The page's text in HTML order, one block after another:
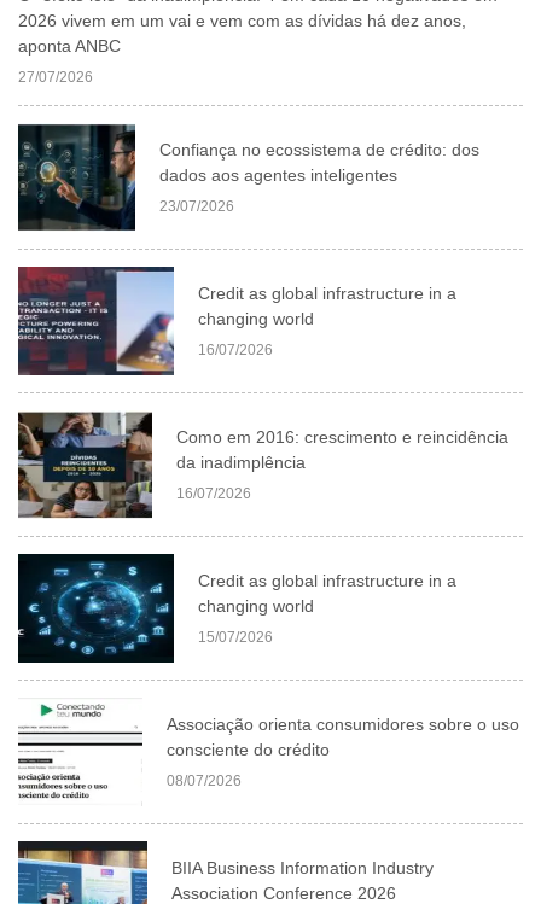
2026 vivem em um vai e vem com as dívidas há dez anos,
aponta ANBC
27/07/2026
Confiança no ecossistema de crédito: dos
dados aos agentes inteligentes
23/07/2026
Credit as global infrastructure in a
changing world
16/07/2026
Como em 2016: crescimento e reincidência
da inadimplência
16/07/2026
Credit as global infrastructure in a
changing world
15/07/2026
Associação orienta consumidores sobre o uso
consciente do crédito
08/07/2026
BIIA Business Information Industry
Association Conference 2026